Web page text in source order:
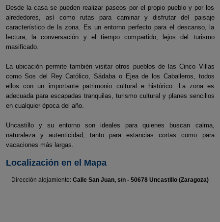
Desde la casa se pueden realizar paseos por el propio pueblo y por los
alrededores, así como rutas para caminar y disfrutar del paisaje
característico de la zona. Es un entorno perfecto para el descanso, la
lectura, la conversación y el tiempo compartido, lejos del turismo
masificado.
La ubicación permite también visitar otros pueblos de las Cinco Villas
como Sos del Rey Católico, Sádaba o Ejea de los Caballeros, todos
ellos con un importante patrimonio cultural e histórico. La zona es
adecuada para escapadas tranquilas, turismo cultural y planes sencillos
en cualquier época del año.
Uncastillo y su entorno son ideales para quienes buscan calma,
naturaleza y autenticidad, tanto para estancias cortas como para
vacaciones más largas.
Localización en el Mapa
Dirección alojamiento: Calle San Juan, s/n - 50678 Uncastillo (Zaragoza)